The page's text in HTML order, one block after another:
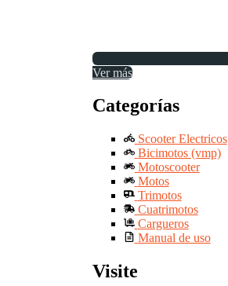
Ver más
Categorías
Scooter Electricos
Bicimotos (vmp)
Motoscooter
Motos
Trimotos
Cuatrimotos
Cargueros
Manual de uso
Visite